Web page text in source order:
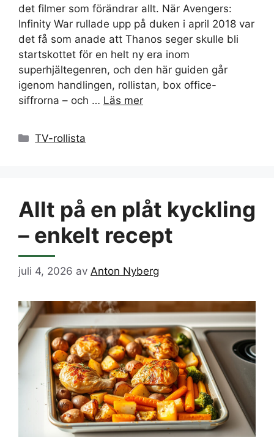
det filmer som förändrar allt. När Avengers:
Infinity War rullade upp på duken i april 2018 var
det få som anade att Thanos seger skulle bli
startskottet för en helt ny era inom
superhjältegenren, och den här guiden går
igenom handlingen, rollistan, box office-
siffrorna – och … Läs mer
Kategorier
TV-rollista
Allt på en plåt kyckling
– enkelt recept
juli 4, 2026 av Anton Nyberg